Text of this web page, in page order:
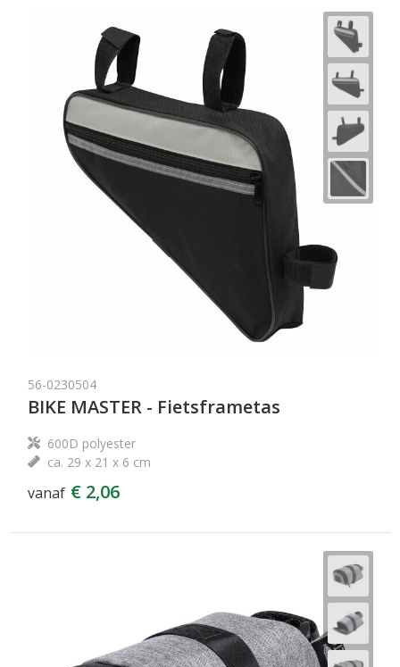
56-0230504
BIKE MASTER - Fietsframetas
600D polyester
ca. 29 x 21 x 6 cm
vanaf € 2,06